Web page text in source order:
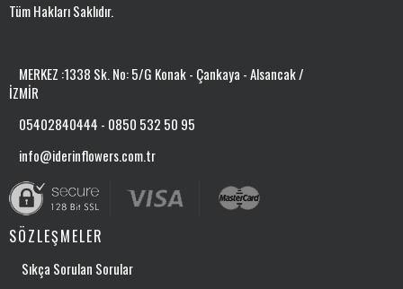
Tüm Hakları Saklıdır.
MERKEZ :1338 Sk. No: 5/G Konak - Çankaya - Alsancak /
İZMİR
05402840444 - 0850 532 50 95
info@iderinflowers.com.tr
SÖZLEŞMELER
Sıkça Sorulan Sorular